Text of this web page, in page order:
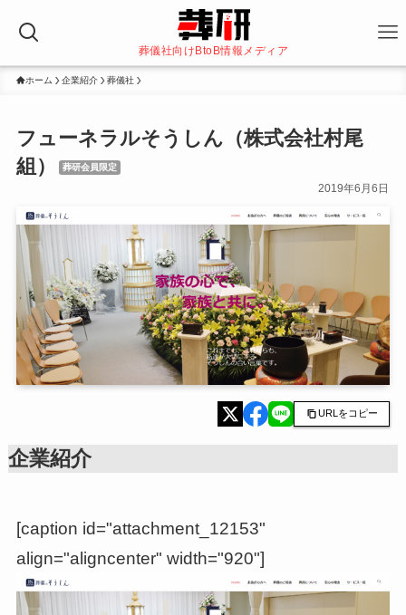
葬儀社向けBtoB情報メディア
ホーム 企業紹介 葬儀社
フューネラルそうしん（株式会社村尾
組）
葬研会員限定
2019年6月6日
URLをコピー
企業紹介
[caption id="attachment_12153"
align="aligncenter" width="920"]